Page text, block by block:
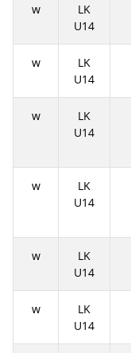
w
LK
U14
w
LK
U14
w
LK
U14
w
LK
U14
w
LK
U14
w
LK
U14